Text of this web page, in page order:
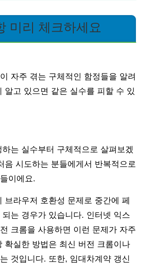
미리 체크하세요
자주 겪는 구체적인 함정들을 알려
알고 있으면 같은 실수를 피할 수 있
는 실수부터 구체적으로 살펴보겠
음 시도하는 분들에게서 반복적으로
이에요.
브라우저 호환성 문제로 중간에 페
는 경우가 있습니다. 인터넷 익스
크롬을 사용하면 이런 문제가 자주
확실한 방법은 최신 버전 크롬이나
것입니다. 또한, 임대차계약 갱신